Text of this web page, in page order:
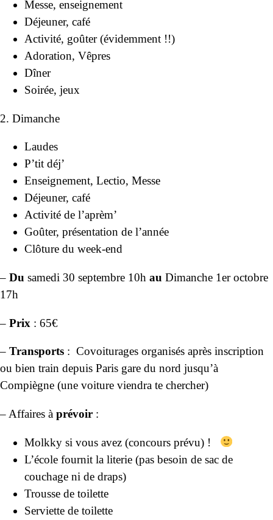
Messe, enseignement
Déjeuner, café
Activité, goûter (évidemment !!)
Adoration, Vêpres
Dîner
Soirée, jeux
2. Dimanche
Laudes
P’tit déj’
Enseignement, Lectio, Messe
Déjeuner, café
Activité de l’aprèm’
Goûter, présentation de l’année
Clôture du week-end
– Du samedi 30 septembre 10h au Dimanche 1er octobre
17h
– Prix : 65€
– Transports : Covoiturages organisés après inscription
ou bien train depuis Paris gare du nord jusqu’à
Compiègne (une voiture viendra te chercher)
– Affaires à prévoir :
Molkky si vous avez (concours prévu) !
L’école fournit la literie (pas besoin de sac de
couchage ni de draps)
Trousse de toilette
Serviette de toilette